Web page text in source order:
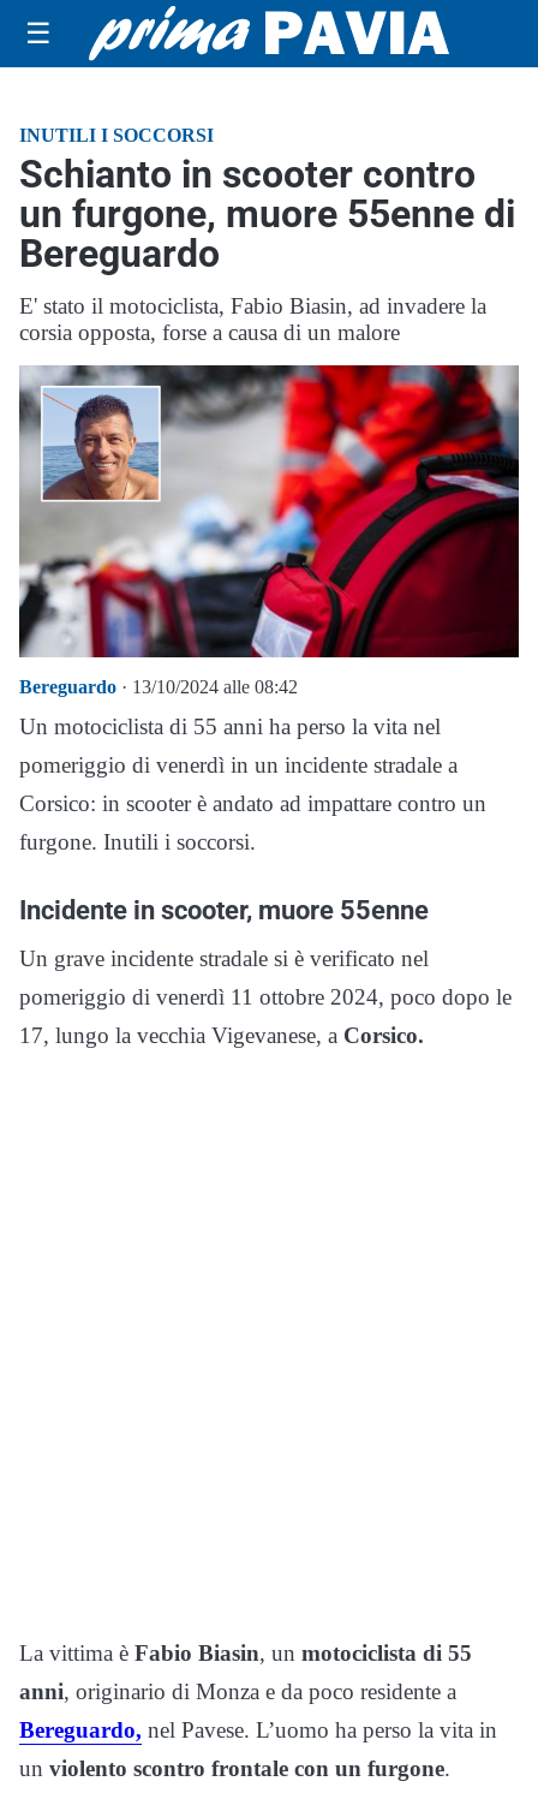
☰
INUTILI I SOCCORSI
Schianto in scooter contro
un furgone, muore 55enne di
Bereguardo
E' stato il motociclista, Fabio Biasin, ad invadere la
corsia opposta, forse a causa di un malore
Bereguardo · 13/10/2024 alle 08:42
Un motociclista di 55 anni ha perso la vita nel
pomeriggio di venerdì in un incidente stradale a
Corsico: in scooter è andato ad impattare contro un
furgone. Inutili i soccorsi.
Incidente in scooter, muore 55enne
Un grave incidente stradale si è verificato nel
pomeriggio di venerdì 11 ottobre 2024, poco dopo le
17, lungo la vecchia Vigevanese, a Corsico.
La vittima è Fabio Biasin, un motociclista di 55
anni, originario di Monza e da poco residente a
Bereguardo, nel Pavese. L’uomo ha perso la vita in
un violento scontro frontale con un furgone.